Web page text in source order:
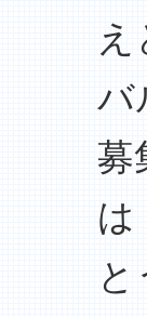
バ
募
は